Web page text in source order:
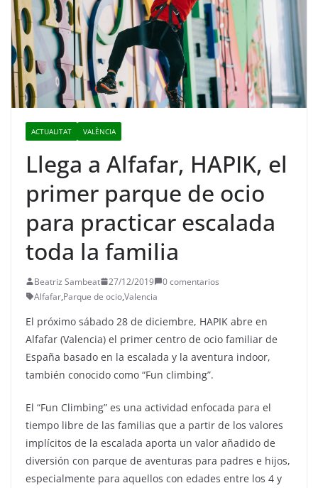
ACTUALITAT VALÈNCIA
Llega a Alfafar, HAPIK, el
primer parque de ocio
para practicar escalada
toda la familia
Beatriz Sambeat 27/12/2019
0 comentarios
Alfafar,Parque de ocio,Valencia
El próximo sábado 28 de diciembre, HAPIK abre en
Alfafar (Valencia) el primer centro de ocio familiar de
España basado en la escalada y la aventura indoor,
también conocido como “Fun climbing”.
El “Fun Climbing” es una actividad enfocada para el
tiempo libre de las familias que a partir de los valores
implícitos de la escalada aporta un valor añadido de
diversión con parque de aventuras para padres e hijos,
especialmente para aquellos con edades entre los 4 y